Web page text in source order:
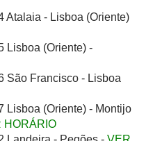
Atalaia - Lisboa (Oriente)
Lisboa (Oriente) -
São Francisco - Lisboa
Lisboa (Oriente) - Montijo
HORÁRIO